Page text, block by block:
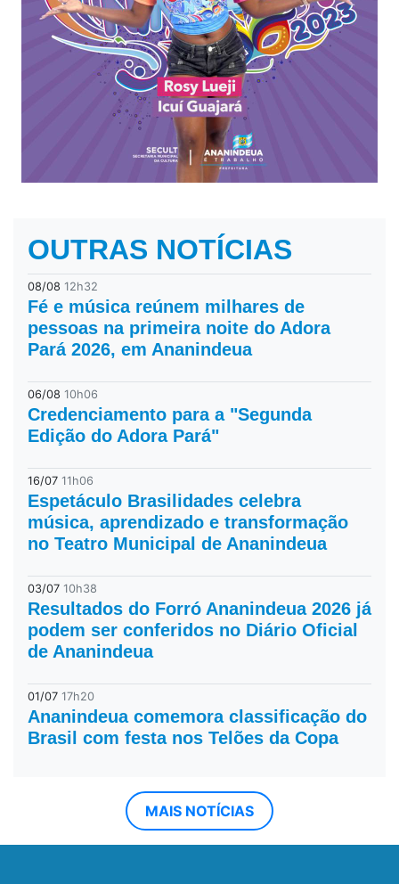
OUTRAS NOTÍCIAS
08/08 12h32
Fé e música reúnem milhares de
pessoas na primeira noite do Adora
Pará 2026, em Ananindeua
06/08 10h06
Credenciamento para a "Segunda
Edição do Adora Pará"
16/07 11h06
Espetáculo Brasilidades celebra
música, aprendizado e transformação
no Teatro Municipal de Ananindeua
03/07 10h38
Resultados do Forró Ananindeua 2026 já
podem ser conferidos no Diário Oficial
de Ananindeua
01/07 17h20
Ananindeua comemora classificação do
Brasil com festa nos Telões da Copa
MAIS NOTÍCIAS